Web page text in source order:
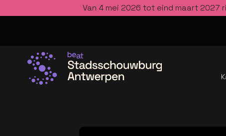
Van 4 mei 2026 tot eind maart 2027